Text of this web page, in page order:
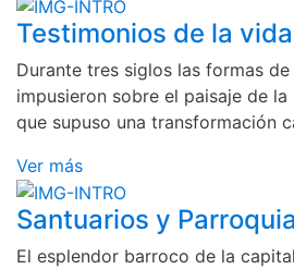
Testimonios de la
Durante tres siglos las formas
impusieron sobre el paisaje de
que supuso una transformación
Ver más
Santuarios y
El esplendor barroco de la